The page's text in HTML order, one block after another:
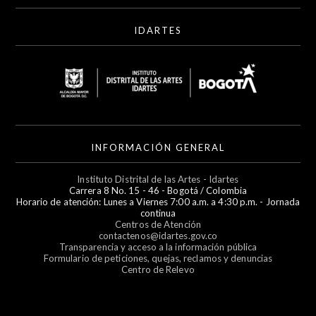
IDARTES
INFORMACIÓN GENERAL
Instituto Distrital de las Artes - Idartes
Carrera 8 No. 15 - 46 - Bogotá / Colombia
Horario de atención: Lunes a Viernes 7:00 a.m. a 4:30 p.m. - Jornada
continua
Centros de Atención
contactenos@idartes.gov.co
Transparencia y acceso a la información pública
Formulario de peticiones, quejas, reclamos y denuncias
Centro de Relevo